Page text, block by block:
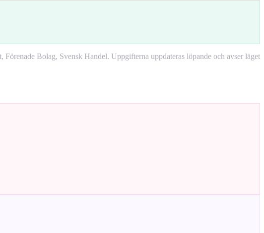
Bolag, Svensk Handel. Uppgifterna uppdateras löpande och avser läget